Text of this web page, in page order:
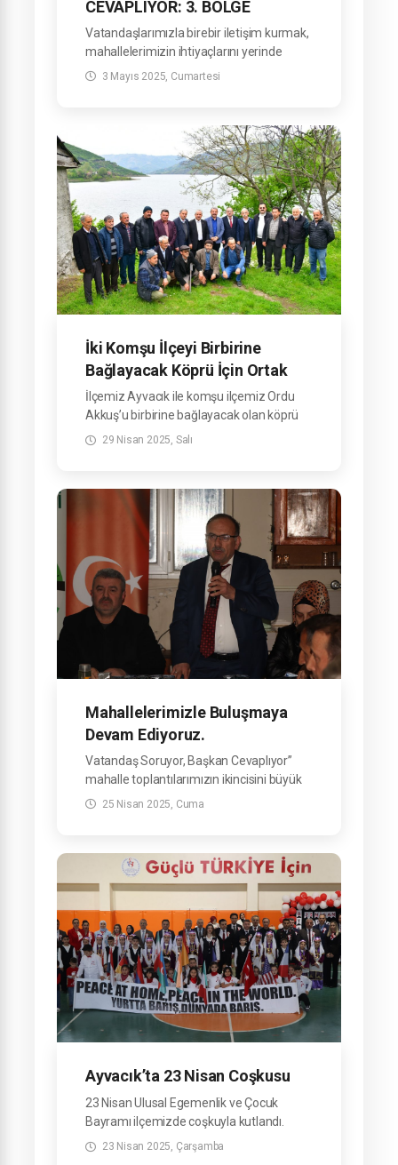
CEVAPLIYOR: 3. BÖLGE
TOPLANTISI
GERÇEKLEŞTİRİLDİ
Vatandaşlarımızla birebir iletişim kurmak,
mahallelerimizin ihtiyaçlarını yerinde
tespit etmek ve çözüm üretmek amacıyla
bölge toplantısını gerçekleştirdik.
3 Mayıs 2025, Cumartesi
İki Komşu İlçeyi Birbirine
Bağlayacak Köprü İçin Ortak
İnceleme
İlçemiz Ayvacık ile komşu ilçemiz Ordu
Akkuş’u birbirine bağlayacak olan köprü
projesi kapsamında, Kapaklık Mahallemiz
gerçekleştirildi.
29 Nisan 2025, Salı
Mahallelerimizle Buluşmaya
Devam Ediyoruz.
Vatandaş Soruyor, Başkan Cevaplıyor”
mahalle toplantılarımızın ikincisini büyük
bir katılımla gerçekleştirdik.
25 Nisan 2025, Cuma
Ayvacık’ta 23 Nisan Coşkusu
23 Nisan Ulusal Egemenlik ve Çocuk
Bayramı ilçemizde coşkuyla kutlandı.
23 Nisan 2025, Çarşamba